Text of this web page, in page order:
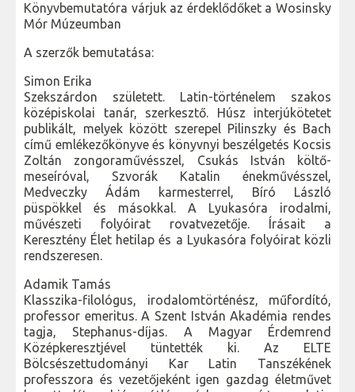
Könyvbemutatóra várjuk az érdeklődőket a Wosinsky
Mór Múzeumban
A szerzők bemutatása:
Simon Erika
Szekszárdon született. Latin-történelem szakos
középiskolai tanár, szerkesztő. Húsz interjúkötetet
publikált, melyek között szerepel Pilinszky és Bach
című emlékezőkönyve és könyvnyi beszélgetés Kocsis
Zoltán zongoraművésszel, Csukás István költő-
meseíróval, Szvorák Katalin énekművésszel,
Medveczky Ádám karmesterrel, Bíró László
püspökkel és másokkal. A Lyukasóra irodalmi,
művészeti folyóirat rovatvezetője. Írásait a
Keresztény Élet hetilap és a Lyukasóra folyóirat közli
rendszeresen.
Adamik Tamás
Klasszika-filológus, irodalomtörténész, műfordító,
professor emeritus. A Szent István Akadémia rendes
tagja, Stephanus-díjas. A Magyar Érdemrend
Középkeresztjével tüntették ki. Az ELTE
Bölcsészettudományi Kar Latin Tanszékének
professzora és vezetőjeként igen gazdag életművet